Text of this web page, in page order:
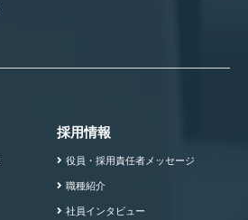
採用情報
役員・採用責任者メッセージ
職種紹介
社員インタビュー